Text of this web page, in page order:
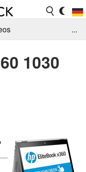
Jobs
...
1030